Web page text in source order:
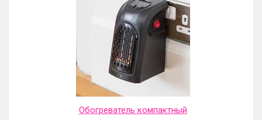
Обогреватель компактный